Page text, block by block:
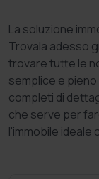
La soluzione
Trovala adesso
trovare tutte le
semplice e
completi di
che serve per
l'immobile ideale